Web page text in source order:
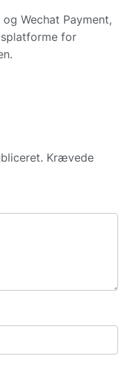
Wechat Payment,
for
Krævede